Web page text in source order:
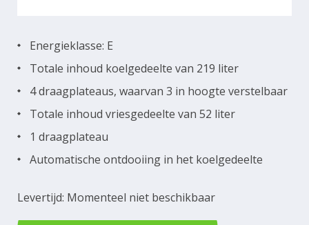
Levertijd: Momenteel niet beschikbaar
Energieklasse: E
Totale inhoud koelgedeelte van 219 liter
4 draagplateaus, waarvan 3 in hoogte verstelbaar
Totale inhoud vriesgedeelte van 52 liter
1 draagplateau
Automatische ontdooiing in het koelgedeelte